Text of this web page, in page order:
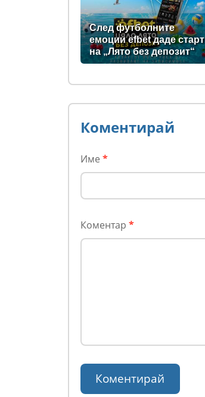
След футболните
емоции efbet даде старт
на „Лято без депозит“
Коментирай
Име *
Коментар *